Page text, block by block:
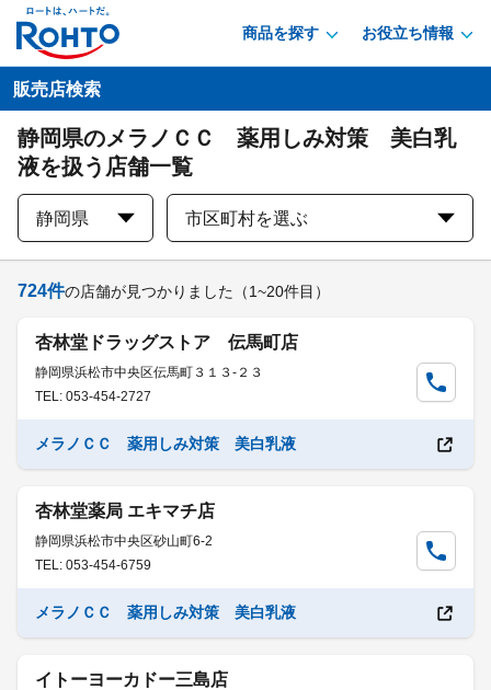
商品を探す お役立ち情報
販売店検索
静岡県のメラノＣＣ 薬用しみ対策 美白乳
液を扱う店舗一覧
静岡県 市区町村を選ぶ
724件の店舗が見つかりました （1~20件目）
杏林堂ドラッグストア 伝馬町店
静岡県浜松市中央区伝馬町３１３-２３
TEL: 053-454-2727
メラノＣＣ 薬用しみ対策 美白乳液
杏林堂薬局 エキマチ店
静岡県浜松市中央区砂山町6-2
TEL: 053-454-6759
メラノＣＣ 薬用しみ対策 美白乳液
イトーヨーカドー三島店